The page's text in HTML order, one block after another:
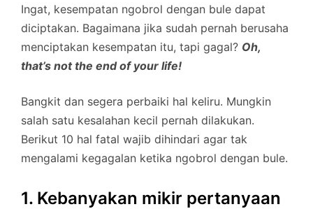
Ingat, kesempatan ngobrol dengan bule dapat
diciptakan. Bagaimana jika sudah pernah berusaha
menciptakan kesempatan itu, tapi gagal? Oh,
that’s not the end of your life!
Bangkit dan segera perbaiki hal keliru. Mungkin
salah satu kesalahan kecil pernah dilakukan.
Berikut 10 hal fatal wajib dihindari agar tak
mengalami kegagalan ketika ngobrol dengan bule.
1. Kebanyakan mikir pertanyaan